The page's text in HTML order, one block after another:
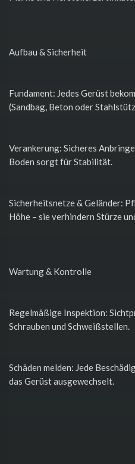
Aufbau & Sicherheit
Fundament: Jedes Gerüst
(Sandbag, Beton oder
Verankerung: Sicheres
Boden sorgt für Stabilität.
Sicherheitsnetze & Geländer:
Höhe – sie verhindern Stürze
Wartung & Kontrolle
Regelmäßige Inspektion:
Schrauben und Schweißstellen.
Schäden melden: Jede
das Gerüst ausgewechselt.